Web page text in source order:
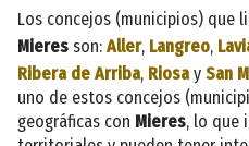
Los concejos (municipios) que
Mieres son: Aller, Langreo,
Ribera de Arriba, Riosay San
uno de estos concejos
geográficas con Mieres, lo que